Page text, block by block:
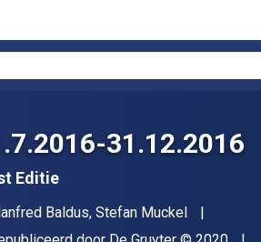
31.12.2016
Editie
Baldus, Stefan Muckel